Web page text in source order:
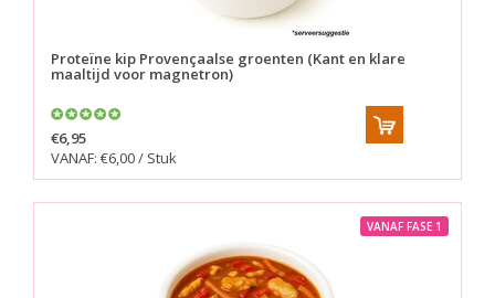
Proteïne kip Provençaalse groenten (Kant en klare
maaltijd voor magnetron)
€6,95
VANAF: €6,00 / Stuk
VANAF FASE 1